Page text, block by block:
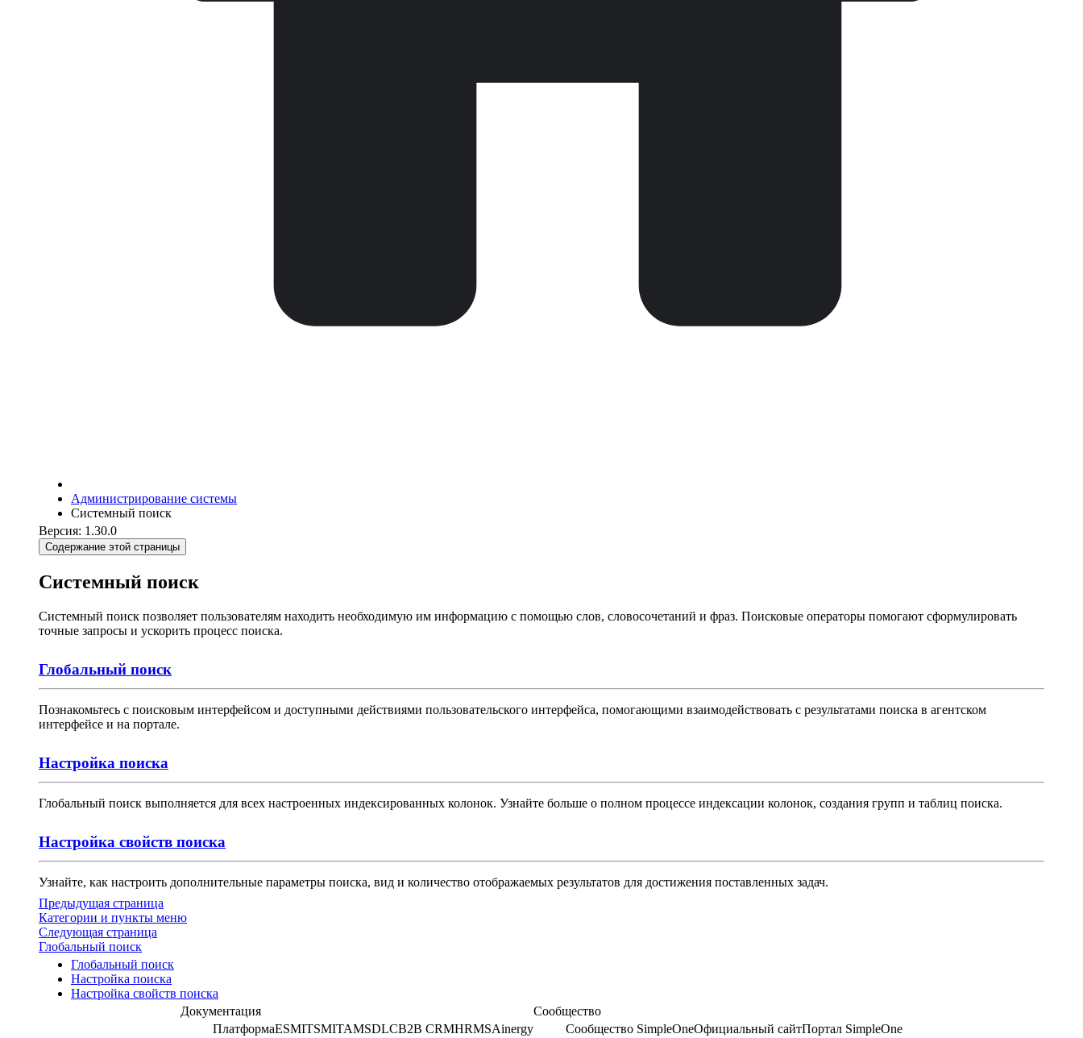
Администрирование системы
Системный поиск
Версия: 1.30.0
Содержание этой страницы
Системный поиск
Системный поиск позволяет пользователям находить необходимую им информацию с помощью слов, словосочетаний и фраз. Поисковые операторы помогают сформулировать
точные запросы и ускорить процесс поиска.
Глобальный поиск
Познакомьтесь с поисковым интерфейсом и доступными действиями пользовательского интерфейса, помогающими взаимодействовать с результатами поиска в агентском
интерфейсе и на портале.
Настройка поиска
Глобальный поиск выполняется для всех настроенных индексированных колонок. Узнайте больше о полном процессе индексации колонок, создания групп и таблиц поиска.
Настройка свойств поиска
Узнайте, как настроить дополнительные параметры поиска, вид и количество отображаемых результатов для достижения поставленных задач.
Предыдущая страница
Категории и пункты меню
Следующая страница
Глобальный поиск
Глобальный поиск
Настройка поиска
Настройка свойств поиска
Документация
ПлатформаESMITSMITAMSDLCB2B CRMHRMSAinergy
Сообщество
Сообщество SimpleOneОфициальный сайтПортал SimpleOne